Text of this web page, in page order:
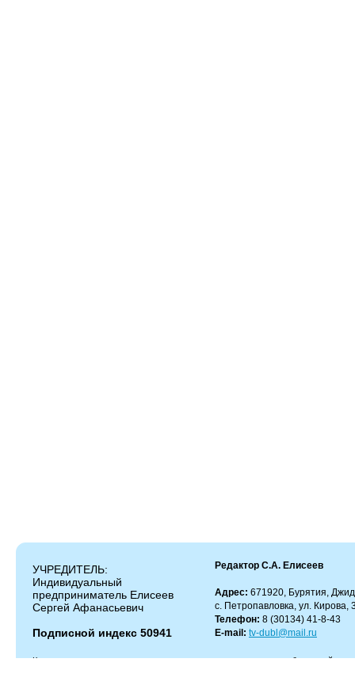
УЧРЕДИТЕЛЬ:
Индивидуальный
предприниматель Елисеев
Сергей Афанасьевич
Подписной индекс 50941
Редактор С.А. Елисеев
Адрес: 671920, Бурятия,
с. Петропавловка, ул. Кирова,
Телефон: 8 (30134) 41-8-43
E-mail: tv-dubl@mail.ru
Копирование и цитирование материалов разрешено только с работающей